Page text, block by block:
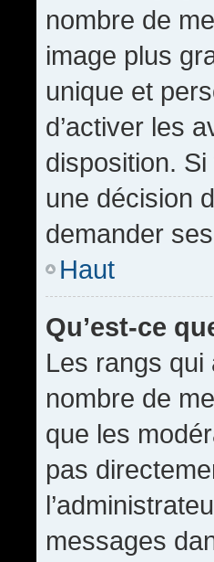
nombre de
image plus
unique et
d’activer les
disposition. Si
une décision
demander
Haut
Qu’est-ce
Les rangs qui
nombre de
que les
pas
messages